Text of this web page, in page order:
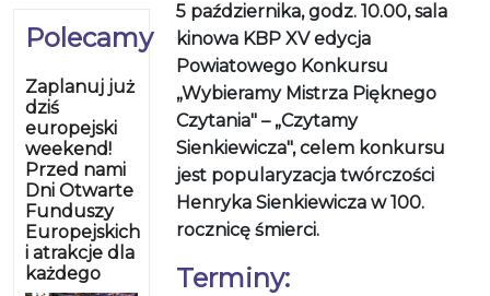
Polecamy
Zaplanuj już
dziś
europejski
weekend!
Przed nami
Dni Otwarte
Funduszy
Europejskich
i atrakcje dla
każdego
5 października, godz. 10.00, sala
kinowa KBP XV edycja
Powiatowego Konkursu
„Wybieramy Mistrza Pięknego
Czytania" – „Czytamy
Sienkiewicza", celem konkursu
jest popularyzacja twórczości
Henryka Sienkiewicza w 100.
rocznicę śmierci.
Terminy: